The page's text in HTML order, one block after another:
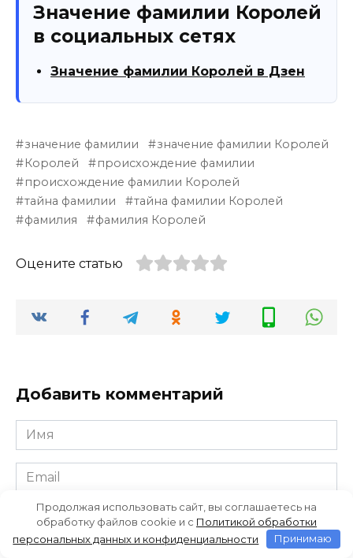
Значение фамилии Королей
в социальных сетях
Значение фамилии Королей в Дзен
значение фамилии
значение фамилии Королей
Королей
происхождение фамилии
происхождение фамилии Королей
тайна фамилии
тайна фамилии Королей
фамилия
фамилия Королей
Оцените статью
Добавить комментарий
Имя
*
Email
*
СайтПродолжая использовать сайт, вы соглашаетесь на
обработку файлов cookie и c Политикой обработки
персональных данных и конфиденциальности
Принимаю